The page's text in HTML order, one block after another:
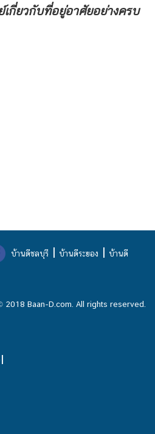
กี่ยวกับที่อยู่อาศัยอย่างครบ
บ้านดีชลบุรี | บ้านดีระยอง | บ้านดี
2018 Baan-D.com. All rights reserved.